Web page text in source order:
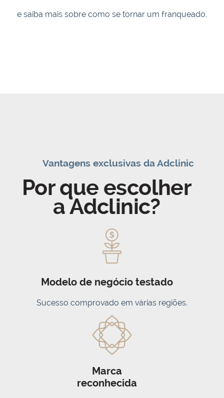
e saiba mais sobre como se tornar um franqueado.
Vantagens exclusivas da Adclinic
Por que escolher
a Adclinic?
Modelo de negócio testado
Sucesso comprovado em várias regiões.
Marca
reconhecida